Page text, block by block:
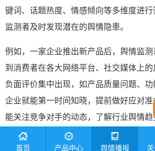
键词、话题热度、情感倾向等多维度进
监测者及时发现潜在的舆情隐患。
例如，一家企业推出新产品后，舆情监
到消费者在各大网络平台、社交媒体上
负面评价集中出现，如产品质量问题、功
企业就能第一时间知晓，提前做好应对
能关注竞争对手的动态，了解行业舆情
策略调整提供参考。
首页 产品中心 舆情播报